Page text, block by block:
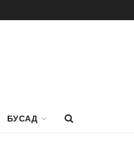
БУСАД